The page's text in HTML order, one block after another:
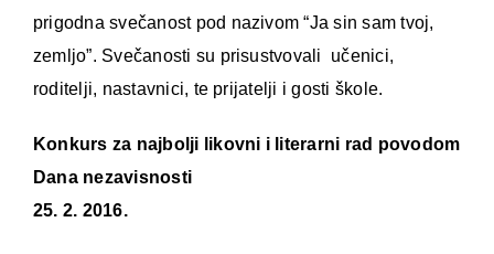
prigodna svečanost pod nazivom “Ja sin sam tvoj,
zemljo”. Svečanosti su prisustvovali učenici,
roditelji, nastavnici, te prijatelji i gosti škole.
Konkurs za najbolji likovni i literarni rad povodom
Dana nezavisnosti
25. 2. 2016.